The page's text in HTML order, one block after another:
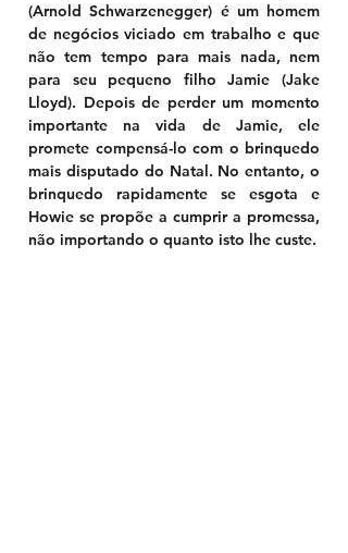
(Arnold Schwarzenegger) é um homem
de negócios viciado em trabalho e que
não tem tempo para mais nada, nem
para seu pequeno filho Jamie (Jake
Lloyd). Depois de perder um momento
importante na vida de Jamie, ele
promete compensá-lo com o brinquedo
mais disputado do Natal. No entanto, o
brinquedo rapidamente se esgota e
Howie se propõe a cumprir a promessa,
não importando o quanto isto lhe custe.